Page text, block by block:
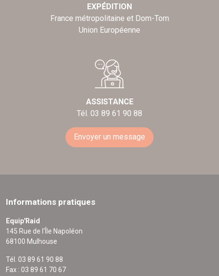
EXPÉDITION
France métropolitaine et Dom-Tom
Union Européenne
ASSISTANCE
Tél. 03 89 61 90 88
Envoyer un message
Informations pratiques
Equip'Raid
145 Rue de l'Île Napoléon
68100 Mulhouse
Tél. 03 89 61 90 88
Fax : 03 89 61 70 67